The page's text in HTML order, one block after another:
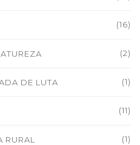
(16)
(2)
DE LUTA (1)
(11)
(1)